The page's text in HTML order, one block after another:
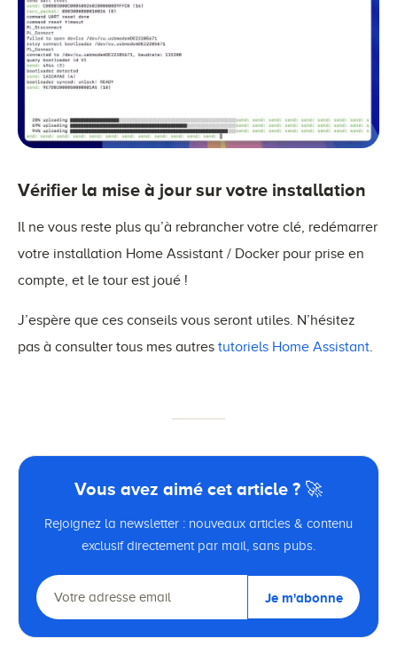
Vérifier la mise à jour sur votre installation
Il ne vous reste plus qu’à rebrancher votre clé, redémarrer
votre installation Home Assistant / Docker pour prise en
compte, et le tour est joué !
J’espère que ces conseils vous seront utiles. N’hésitez
pas à consulter tous mes autres tutoriels Home Assistant.
Vous avez aimé cet article ? 🚀
Rejoignez la newsletter : nouveaux articles & contenu
exclusif directement par mail, sans pubs.
Je m'abonne